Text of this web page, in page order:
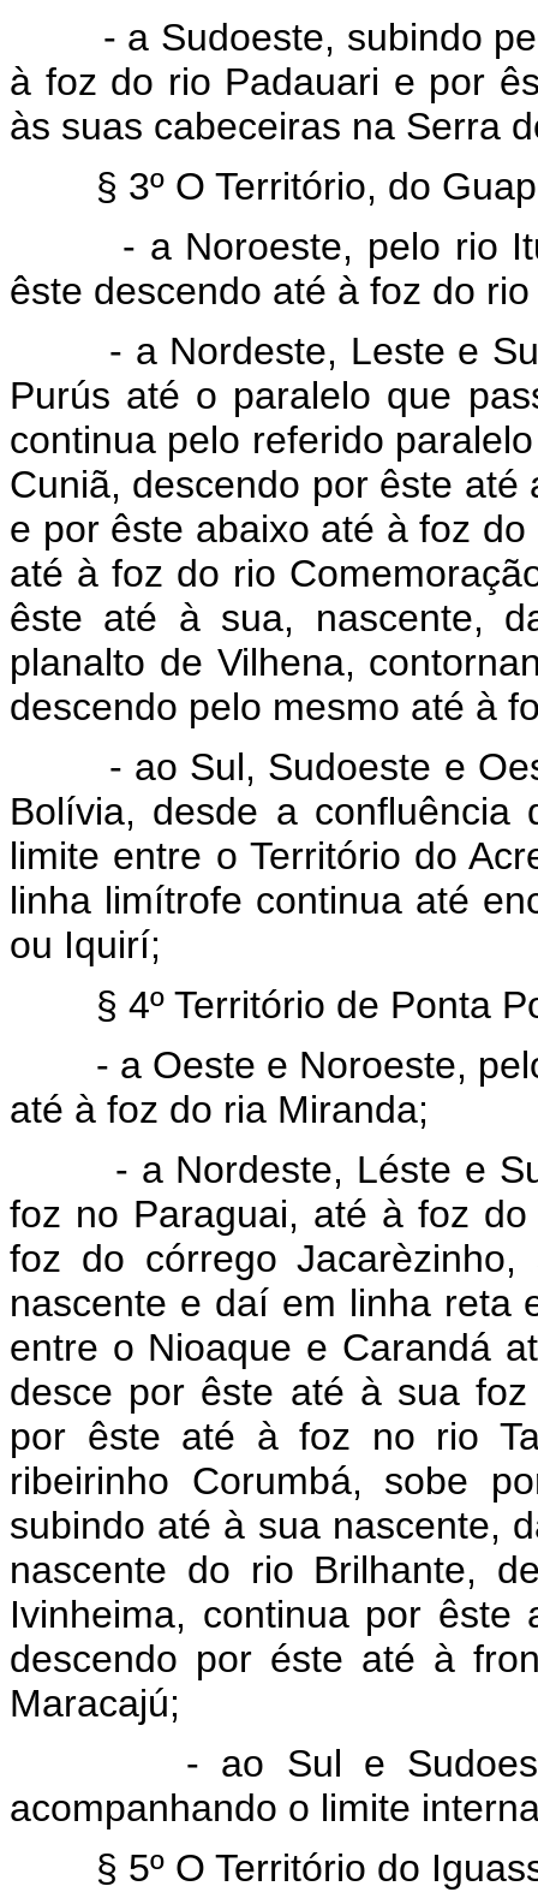
- a Sudoeste, subindo
à foz do rio Padauari e por
às suas cabeceiras na Serra
§ 3º O Território, do
- a Noroeste, pelo rio
êste descendo até à foz do
- a Nordeste, Leste e
Purús até o paralelo que
continua pelo referido
Cuniã, descendo por êste
e por êste abaixo até à foz
até à foz do rio
êste até à sua, nascente,
planalto de Vilhena,
descendo pelo mesmo até à
- ao Sul, Sudoeste e
Bolívia, desde a
limite entre o Território do
linha limítrofe continua até
ou Iquirí;
§ 4º Território de Ponta
- a Oeste e Noroeste,
até à foz do ria Miranda;
- a Nordeste, Léste e
foz no Paraguai, até à foz
foz do córrego
nascente e daí em linha reta
entre o Nioaque e Carandá
desce por êste até à sua
por êste até à foz no rio
ribeirinho Corumbá, sobe
subindo até à sua nascente,
nascente do rio Brilhante,
Ivinheima, continua por
descendo por éste até à
Maracajú;
- ao Sul e
acompanhando o limite
§ 5º O Território do